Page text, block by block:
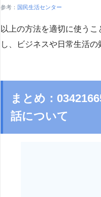
参考： 国民生活センター
以上の方法を適切に使う
し、ビジネスや日常生活の
まとめ：
話について